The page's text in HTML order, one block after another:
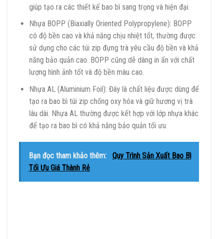
giúp tạo ra các thiết kế bao bì sang trọng và hiện đại.
Nhựa BOPP (Biaxially Oriented Polypropylene): BOPP
có độ bền cao và khả năng chịu nhiệt tốt, thường được
sử dụng cho các túi zip đựng trà yêu cầu độ bền và khả
năng bảo quản cao. BOPP cũng dễ dàng in ấn với chất
lượng hình ảnh tốt và độ bền màu cao.
Nhựa AL (Aluminium Foil): Đây là chất liệu được dùng để
tạo ra bao bì túi zip chống oxy hóa và giữ hương vị trà
lâu dài. Nhựa AL thường được kết hợp với lớp nhựa khác
để tạo ra bao bì có khả năng bảo quản tối ưu.
Bạn đọc tham khảo thêm:
Quy Trình Sản Xuất Bao Bì
Tối Ưu Giá Thành Rẻ